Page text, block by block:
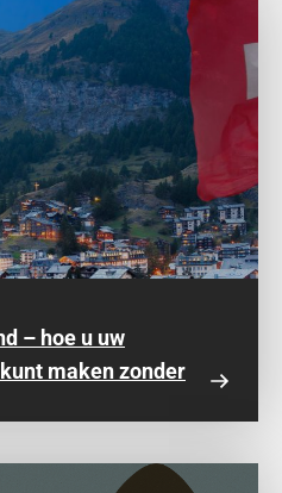
– hoe u uw
maken zonder